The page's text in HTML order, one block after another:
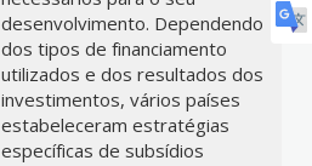
desenvolvimento. Dependendo
dos tipos de financiamento
utilizados e dos resultados dos
investimentos, vários países
estabeleceram estratégias
específicas de subsídios